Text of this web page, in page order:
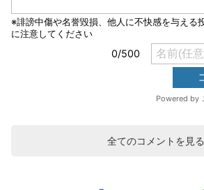
全てのコメントを見る